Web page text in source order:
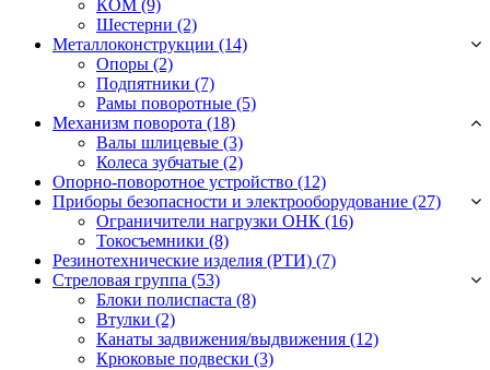
КОМ (9)
Шестерни (2)
Металлоконструкции (14)
Опоры (2)
Подпятники (7)
Рамы поворотные (5)
Механизм поворота (18)
Валы шлицевые (3)
Колеса зубчатые (2)
Опорно-поворотное устройство (12)
Приборы безопасности и электрооборудование (27)
Ограничители нагрузки ОНК (16)
Токосъемники (8)
Резинотехнические изделия (РТИ) (7)
Стреловая группа (53)
Блоки полиспаста (8)
Втулки (2)
Канаты задвижения/выдвижения (12)
Крюковые подвески (3)